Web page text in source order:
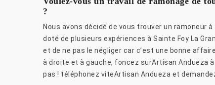
?
Nous avons décidé de vous trouver un ramoneur
doté de plusieurs expériences à Sainte Foy La
et de ne pas le négliger car c’est une bonne
à droite et à gauche, foncez surArtisan Andueza
pas ! téléphonez viteArtisan Andueza et